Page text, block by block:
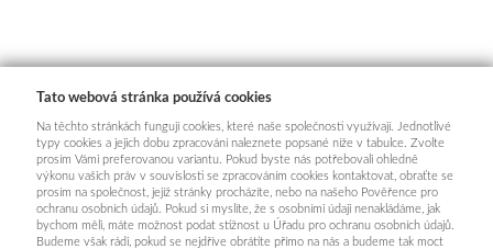
Tato webová stránka používá cookies
Na těchto stránkách fungují cookies, které naše společnosti využívají. Jednotlivé
typy cookies a jejich dobu zpracování naleznete popsané níže v tabulce. Zvolte
prosím Vámi preferovanou variantu. Pokud byste nás potřebovali ohledně
výkonu vašich práv v souvislosti se zpracováním cookies kontaktovat, obraťte se
prosím na společnost, jejíž stránky procházíte, nebo na našeho Pověřence pro
ochranu osobních údajů. Pokud si myslíte, že s osobními údaji nenakládáme, jak
bychom měli, máte možnost podat stížnost u Úřadu pro ochranu osobních údajů.
Budeme však rádi, pokud se nejdříve obrátíte přímo na nás a budeme tak moct